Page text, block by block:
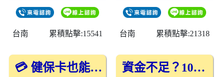
借貸方案，安心無憂。
台南 累積點擊:15541
我們最新的小額貸款特
色： ．10萬內，當日快
速放款 小額需求急迫又
讓您當天能拿到資金。
．借貸好幫手：超高過
台南 累積點擊:21318
💳 健保卡也能借！輕鬆搞定資金難題 資金不足？10萬快速解決您的燃眉之急！